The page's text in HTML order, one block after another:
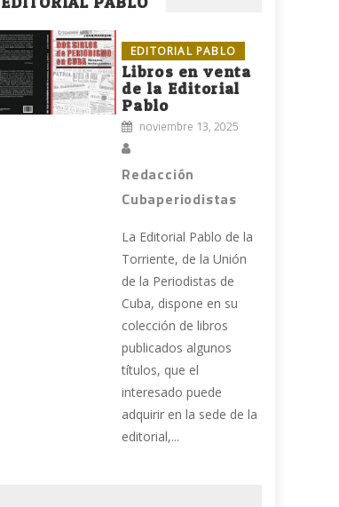
EDITORIAL PABLO
Libros en venta
de la Editorial
Pablo
noviembre 13, 2025
Redacción
Cubaperiodistas
La Editorial Pablo de la
Torriente, de la Unión
de la Periodistas de
Cuba, dispone en su
colección de libros
publicados algunos
títulos, que el
interesado puede
adquirir en la sede de la
editorial,...